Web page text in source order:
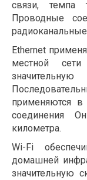
связи, темпа
Проводные
Ethernet
местной
применяются в
соединения
километра.
Wi-Fi
домашней
значительную